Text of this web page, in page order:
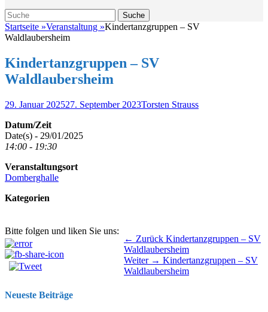
Suche
Suche
nach:
Startseite »Veranstaltung »Kindertanzgruppen – SV
Waldlaubersheim
Kindertanzgruppen – SV
Waldlaubersheim
Veröffentlicht
29. Januar 202527. September 2023Autor
Torsten Strauss
Datum/Zeit
Date(s) - 29/01/2025
14:00 - 19:30
Veranstaltungsort
Domberghalle
Kategorien
Bitte folgen und liken Sie uns:
Beitragsnavigation ← Zurück Vorhergehender
Beitrag:
Kindertanzgruppen – SV
Waldlaubersheim
Weiter → Nächster
Beitrag:
Kindertanzgruppen – SV
Waldlaubersheim
Neueste Beiträge